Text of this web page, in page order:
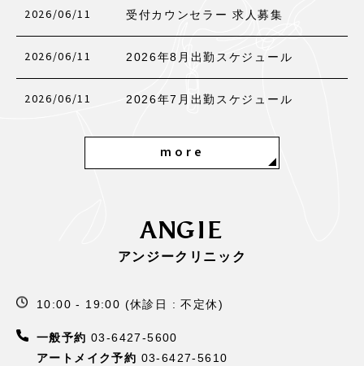
2026/06/11 受付カウンセラー 求人募集
2026/06/11 2026年8月出勤スケジュール
2026/06/11 2026年7月出勤スケジュール
more
ANGIE
アンジークリニック
10:00 - 19:00 (休診日 : 不定休)
一般予約 03-6427-5600
アートメイク予約 03-6427-5610